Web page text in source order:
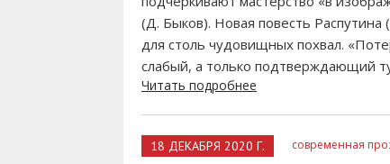
(Д. Быков). Новая повесть Распутина
для столь чудовищных похвал.
слабый, а только подтверждающий
Читать подробнее
18 ДЕКАБРЯ 2020 Г. современная